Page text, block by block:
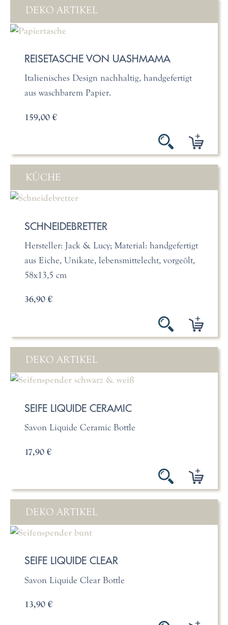
DEKO ARTIKEL
REISETASCHE VON UASHMAMA
Italienisches Design nachhaltig, handgefertigt
aus waschbarem Papier.
159,00 €
KÜCHE
SCHNEIDEBRETTER
Hersteller: Jack & Lucy; Material: handgefertigt
aus Eiche, Unikate, lebensmittelecht, vorgeölt,
58x13,5 cm
36,90 €
DEKO ARTIKEL
SEIFE LIQUIDE CERAMIC
Savon Liquide Ceramic Bottle
17,90 €
DEKO ARTIKEL
SEIFE LIQUIDE CLEAR
Savon Liquide Clear Bottle
13,90 €